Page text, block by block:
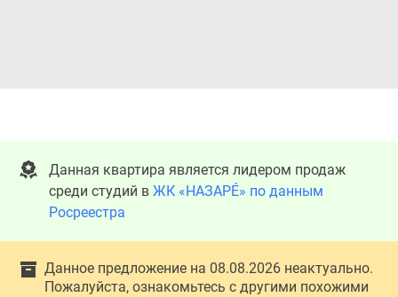
Данная квартира является лидером продаж
среди студий в ЖК «НАЗАРÉ» по данным
Росреестра
Данное предложение на 08.08.2026 неактуально.
Пожалуйста, ознакомьтесь с другими похожими